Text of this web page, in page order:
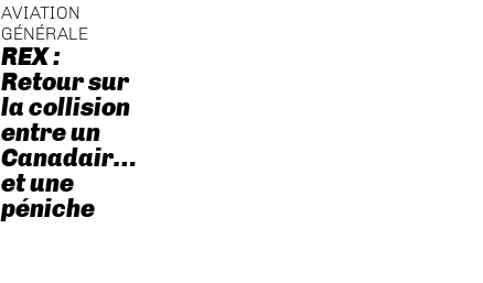
AVIATION
GÉNÉRALE
REX :
Retour sur
la collision
entre un
Canadair…
et une
péniche